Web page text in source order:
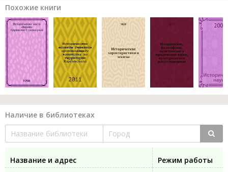
Похожие книги
Наличие в библиотеках
Название и адрес
Режим работы